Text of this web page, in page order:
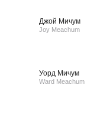
Джой Мичум
Joy Meachum
Уорд Мичум
Ward Meachum